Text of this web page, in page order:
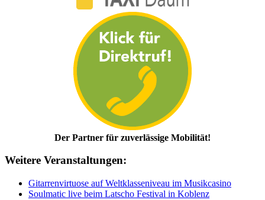
Der Partner für zuverlässige Mobilität!
Weitere Veranstaltungen:
Gitarrenvirtuose auf Weltklasseniveau im Musikcasino
Soulmatic live beim Latscho Festival in Koblenz